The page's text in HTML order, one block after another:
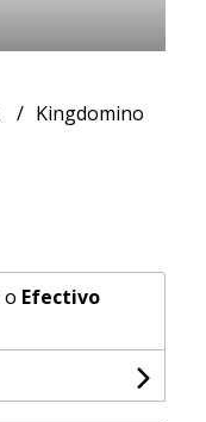
Kingdomino
o Efectivo